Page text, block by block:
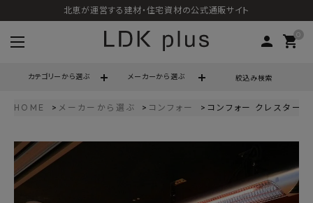
北恵が運営する建材・住宅資材の公式通販サイト
person 0
shopping_cart
カテゴリーから選ぶ メーカーから選ぶ 絞込み検索
call 06-6121-9302
営業時間 - 10:00～17:00（定休日 - 土日祝）
HOME メーカーから選ぶ コンフォー コンフォー クレスタ